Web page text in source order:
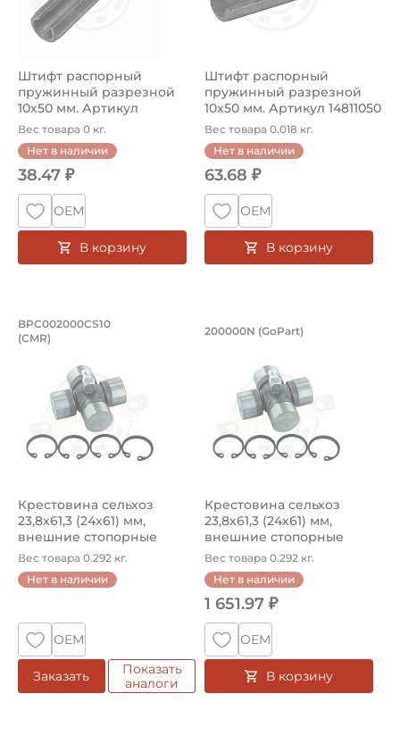
Штифт распорный
пружинный разрезной
10х50 мм. Артикул
14811050N (GoPart...
Вес товара 0 кг.
Нет в наличии
38.47 ₽
ОЕМ
В корзину
Штифт распорный
пружинный разрезной
10х50 мм. Артикул 14811050
(Kramp)
Вес товара 0.018 кг.
Нет в наличии
63.68 ₽
ОЕМ
В корзину
Крестовина сельхоз 23,8х61,3
Крестовина BPC002000CS10 (CMR), диаметр чашки
BPC002000CS10
(CMR)
Крестовина сельхоз
23,8х61,3 (24х61) мм,
внешние стопорные
кольца, смаз...
Вес товара 0.292 кг.
Нет в наличии
ОЕМ
Заказать
Показать
аналоги
Крестовина
200000N (GoPart)
Крестовина сельхоз
23,8х61,3 (24х61) мм,
внешние стопорные
кольца, смаз...
Вес товара 0.292 кг.
Нет в наличии
1 651.97 ₽
ОЕМ
В корзину